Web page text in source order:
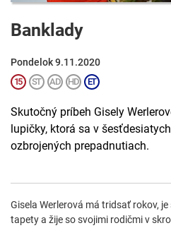
Banklady
Pondelok 9.11.2020
Skutočný príbeh Gisely
lupičky, ktorá sa v
ozbrojených prepadnutiach.
Gisela Werlerová má tridsať rokov,
tapety a žije so svojimi rodičmi v